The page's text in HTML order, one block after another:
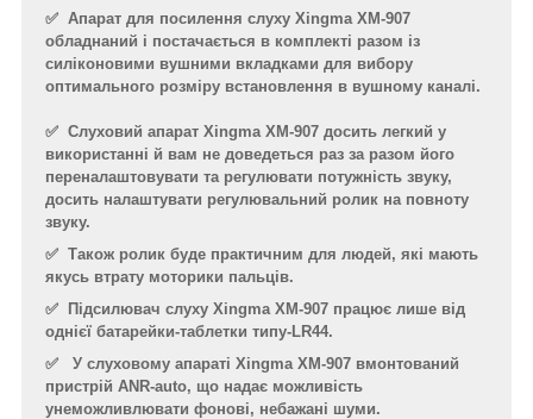
✅ Апарат для посилення слуху Xingma XM-907
обладнаний і постачається в комплекті разом із
силіконовими вушними вкладками для вибору
оптимального розміру встановлення в вушному каналі.
✅ Слуховий апарат Xingma XM-907 досить легкий у
використанні й вам не доведеться раз за разом його
переналаштовувати та регулювати потужність звуку,
досить налаштувати регулювальний ролик на повноту
звуку.
✅ Також ролик буде практичним для людей, які мають
якусь втрату моторики пальців.
✅
Підсилювач слуху Xingma XM-907 працює лише від
однієї батарейки-таблетки типу-LR44.
✅
У слуховому апараті Xingma XM-907 вмонтований
пристрій ANR-auto, що надає можливість
унеможливлювати фонові, небажані шуми.